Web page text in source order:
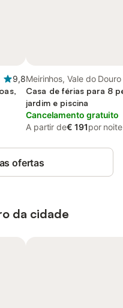
9,8Meirinhos, Vale do Douro
Casa de férias para 8
jardim e piscina
Cancelamento gratuito
A partir de€ 191por noite
ofertas
da cidade